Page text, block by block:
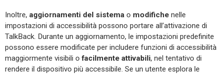
Inoltre, aggiornamenti del sistema o modifiche nelle
impostazioni di accessibilità possono portare all’attivazione di
TalkBack. Durante un aggiornamento, le impostazioni predefinite
possono essere modificate per includere funzioni di accessibilità
maggiormente visibili ofacilmente attivabili, nel tentativo di
rendere il dispositivo più accessibile. Se un utente esplora le